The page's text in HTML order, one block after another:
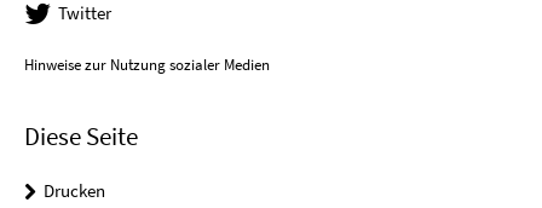
Twitter
Hinweise zur Nutzung sozialer Medien
Diese Seite
Drucken